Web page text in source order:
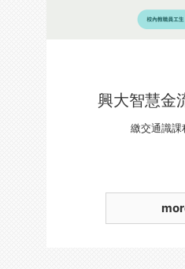
興大智慧金
繳交通識課